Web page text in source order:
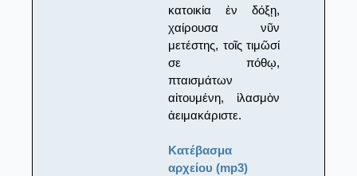
κατοικία ἐν δόξῃ,
χαίρουσα νῦν
μετέστης, τοῖς τιμῶσί
σε πόθῳ,
πταισμάτων
αἰτουμένη, ἱλασμὸν
ἀειμακάριστε.
Κατέβασμα
αρχείου (mp3)